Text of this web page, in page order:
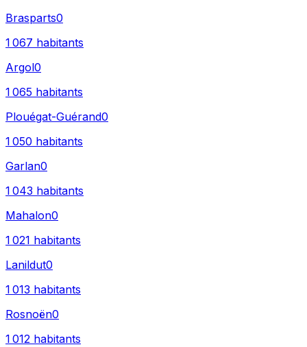
Brasparts0
1 067 habitants
Argol0
1 065 habitants
Plouégat-Guérand0
1 050 habitants
Garlan0
1 043 habitants
Mahalon0
1 021 habitants
Lanildut0
1 013 habitants
Rosnoën0
1 012 habitants